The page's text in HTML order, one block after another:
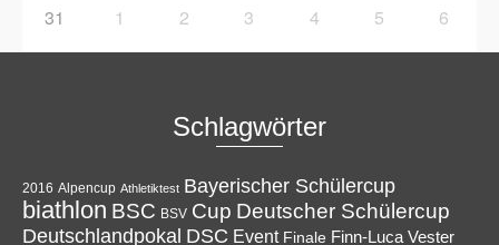
31 1 2 3 4 5 6
Schlagwörter
2016 Alpencup Athletiktest Bayerischer Schülercup
biathlon BSC BSV Cup Deutscher Schülercup
Deutschlandpokal DSC Event Finale Finn-Luca Vester